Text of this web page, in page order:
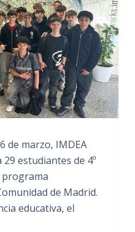
de marzo, IMDEA
estudiantes de 4º
programa
de Madrid.
educativa, el